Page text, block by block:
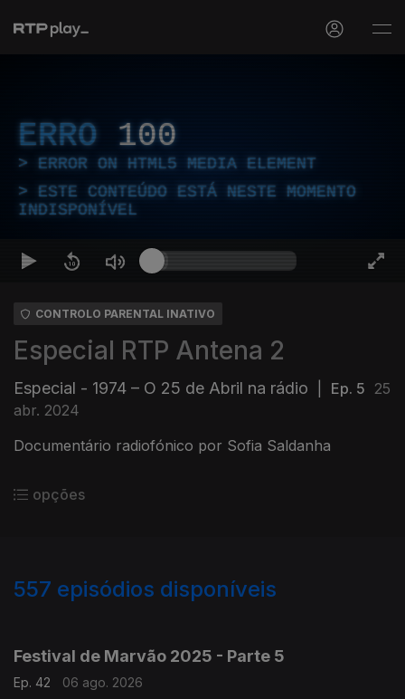
ERRO 100
ERROR ON HTML5 MEDIA ELEMENT
ESTE CONTEÚDO ESTÁ NESTE MOMENTO
INDISPONÍVEL
CONTROLO PARENTAL INATIVO
Especial RTP Antena 2
Especial - 1974 – O 25 de Abril na rádio Ep. 5 25
abr. 2024
Documentário radiofónico por Sofia Saldanha
opções
557 episódios disponíveis
Festival de Marvão 2025 - Parte 5
Ep. 42
06 ago. 2026